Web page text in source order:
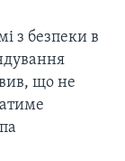
з безпеки в
що не